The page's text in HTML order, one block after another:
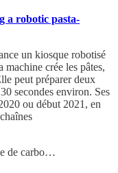
a robotic pasta-
un kiosque robotisé
crée les pâtes,
peut préparer deux
secondes environ. Ses
ou début 2021, en
de carbo…